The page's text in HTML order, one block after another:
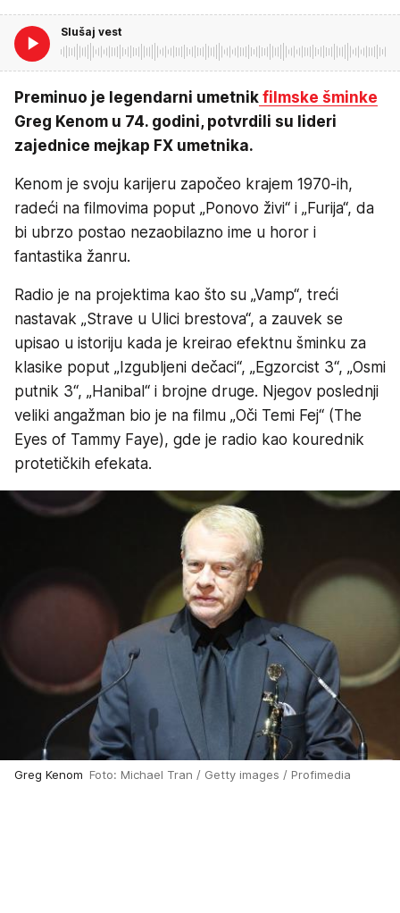
Slušaj vest
Preminuo je legendarni umetnik filmske šminke
Greg Kenom u 74. godini, potvrdili su lideri
zajednice mejkap FX umetnika.
Kenom je svoju karijeru započeo krajem 1970-ih,
radeći na filmovima poput „Ponovo živi“ i „Furija“, da
bi ubrzo postao nezaobilazno ime u horor i
fantastika žanru.
Radio je na projektima kao što su „Vamp“, treći
nastavak „Strave u Ulici brestova“, a zauvek se
upisao u istoriju kada je kreirao efektnu šminku za
klasike poput „Izgubljeni dečaci“, „Egzorcist 3“, „Osmi
putnik 3“, „Hanibal“ i brojne druge. Njegov poslednji
veliki angažman bio je na filmu „Oči Temi Fej“ (The
Eyes of Tammy Faye), gde je radio kao kourednik
protetičkih efekata.
Greg Kenom Foto: Michael Tran / Getty images / Profimedia